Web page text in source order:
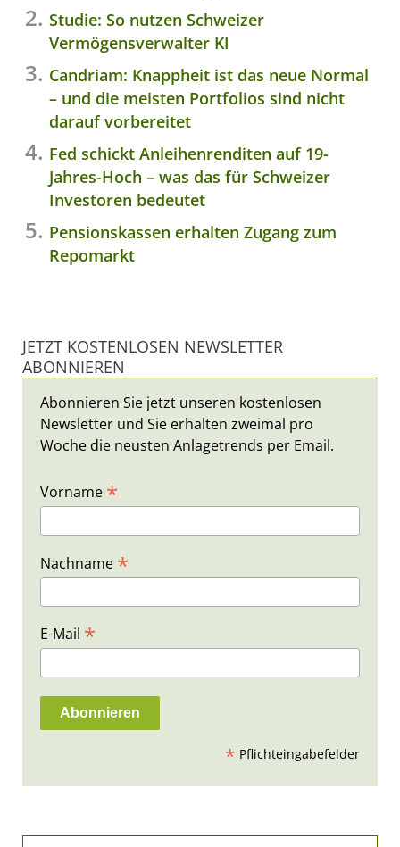
Studie: So nutzen Schweizer
Vermögensverwalter KI
Candriam: Knappheit ist das neue Normal
– und die meisten Portfolios sind nicht
darauf vorbereitet
Fed schickt Anleihenrenditen auf 19-
Jahres-Hoch – was das für Schweizer
Investoren bedeutet
Pensionskassen erhalten Zugang zum
Repomarkt
JETZT KOSTENLOSEN NEWSLETTER
ABONNIEREN
Abonnieren Sie jetzt unseren kostenlosen
Newsletter und Sie erhalten zweimal pro
Woche die neusten Anlagetrends per Email.
Vorname *
Nachname *
E-Mail *
* Pflichteingabefelder